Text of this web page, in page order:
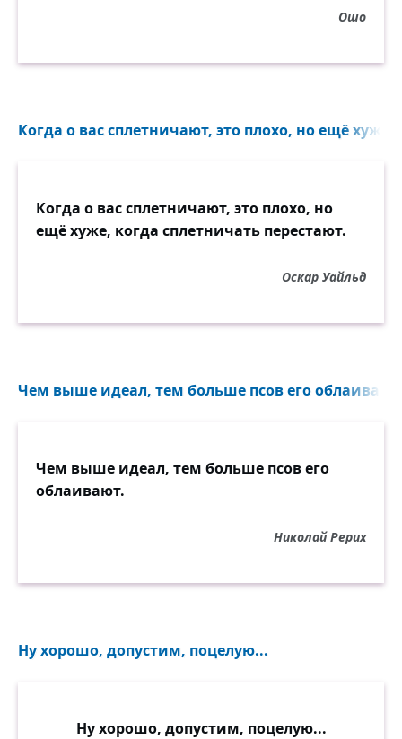
Ошо
Когда о вас сплетничают, это плохо, но ещё хуже...
Когда о вас сплетничают, это плохо, но
ещё хуже, когда сплетничать перестают.
Оскар Уайльд
Чем выше идеал, тем больше псов его
Чем выше идеал, тем больше псов его
облаивают.
Николай Рерих
Ну хорошо, допустим, поцелую...
Ну хорошо, допустим, поцелую...